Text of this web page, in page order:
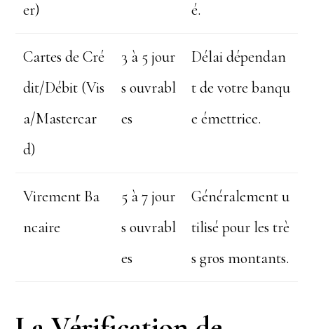
er)
é.
Cartes de Cré
dit/Débit (Vis
a/Mastercar
d)
3 à 5 jour
s ouvrabl
es
Délai dépendan
t de votre banqu
e émettrice.
Virement Ba
ncaire
5 à 7 jour
s ouvrabl
es
Généralement u
tilisé pour les trè
s gros montants.